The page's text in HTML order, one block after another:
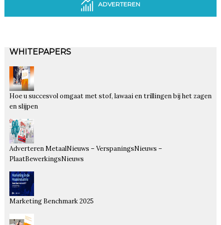
ADVERTEREN
WHITEPAPERS
Hoe u succesvol omgaat met stof, lawaai en trillingen bij het zagen
en slijpen
Adverteren MetaalNieuws – VerspaningsNieuws –
PlaatBewerkingsNieuws
Marketing Benchmark 2025